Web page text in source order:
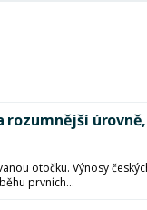
rozumnější
otočku. Výnosy
prvních...